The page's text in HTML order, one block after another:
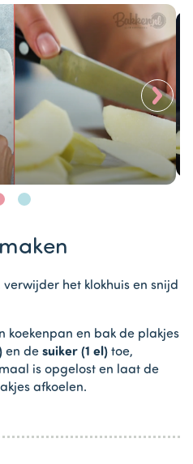
verwijder het klokhuis en snijd
koekenpan en bak de plakjes
en de suiker (1 el) toe,
is opgelost en laat de
afkoelen.